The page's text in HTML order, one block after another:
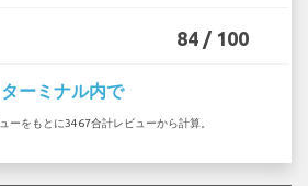
84 / 100
ターミナル内で
ーをもとに3467合計レビューから計算。